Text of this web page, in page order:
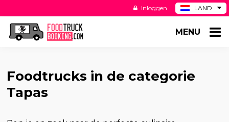
LAND
DE
Inloggen
MENU
Foodtrucks in de categorie
Tapas